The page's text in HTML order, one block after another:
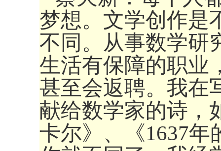
梦想。文学创作是
不同。从事数学研
生活有保障的职业
甚至会返聘。我在
献给数学家的诗，
卡尔》、《1637